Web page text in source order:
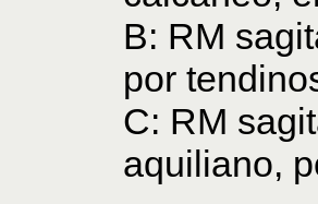
B: RM
por
C: RM
aquiliano,